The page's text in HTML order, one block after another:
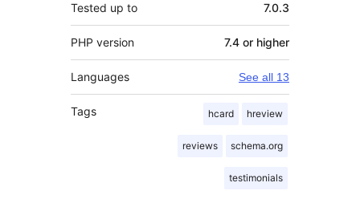
Tested up to 7.0.3
PHP version 7.4 or higher
Languages See all 13
Tags hcard hreview
reviews schema.org
testimonials